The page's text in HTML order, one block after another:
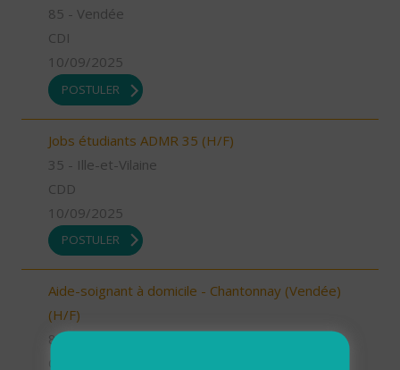
85 - Vendée
CDI
10/09/2025
POSTULER
Jobs étudiants ADMR 35 (H/F)
35 - Ille-et-Vilaine
CDD
10/09/2025
POSTULER
Aide-soignant à domicile - Chantonnay (Vendée)
(H/F)
85 - Vendée